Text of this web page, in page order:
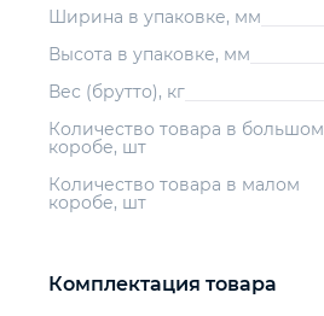
Ширина в упаковке, мм
Высота в упаковке, мм
Вес (брутто), кг
Количество товара в большом
коробе, шт
Количество товара в малом
коробе, шт
Комплектация товара